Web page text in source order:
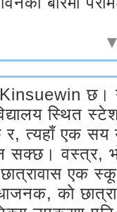
Kinsuewin छ।
स्थित
त्यहाँ एक सय
सक्छ। वस्त्र,
एक
को